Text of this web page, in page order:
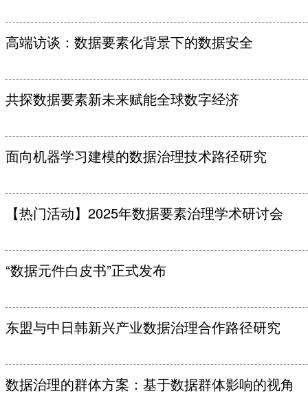
高端访谈：数据要素化背景下的数据安全
共探数据要素新未来赋能全球数字经济
面向机器学习建模的数据治理技术路径研究
【热门活动】2025年数据要素治理学术研讨会
“数据元件白皮书”正式发布
东盟与中日韩新兴产业数据治理合作路径研究
数据治理的群体方案：基于数据群体影响的视角